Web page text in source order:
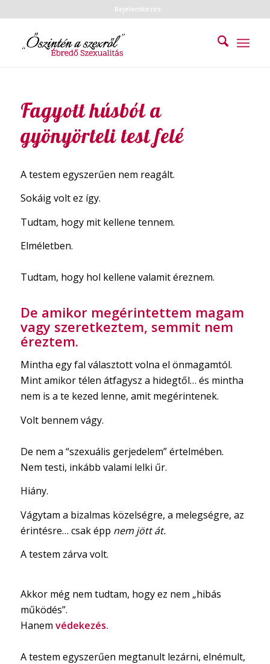
Bejelentkezés
Fagyott húsból a
gyönyörteli test felé
A testem egyszerűen nem reagált.
Sokáig volt ez így.
Tudtam, hogy mit kellene tennem.
Elméletben.
Tudtam, hogy hol kellene valamit éreznem.
De amikor megérintettem magam
vagy szeretkeztem, semmit nem
éreztem.
Mintha egy fal választott volna el önmagamtól.
Mint amikor télen átfagysz a hidegtől… és mintha
nem is a te kezed lenne, amit megérintenek.
Volt bennem vágy.
De nem a “szexuális gerjedelem” értelmében.
Nem testi, inkább valami lelki űr.
Hiány.
Vágytam a bizalmas közelségre, a melegségre, az
érintésre… csak épp nem jött át.
A testem zárva volt.
Akkor még nem tudtam, hogy ez nem „hibás
működés”.
Hanem védekezés.
A testem egyszerűen megtanult lezárni, elnémult,